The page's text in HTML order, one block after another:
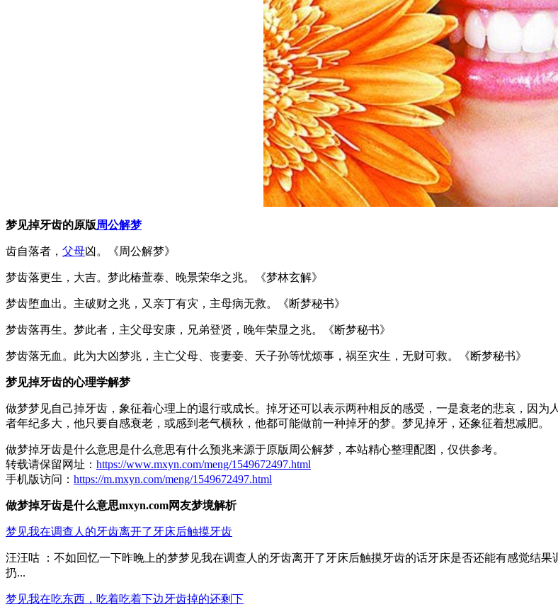
梦见掉牙齿的原版周公解梦
齿自落者， 父母凶。《周公解梦》
梦齿落更生，大吉。梦此椿萱泰、晚景荣华之兆。《梦林玄解》
梦齿堕血出。主破财之兆，又亲丁有灾，主母病无救。《断梦秘书》
梦齿落再生。梦此者，主父母安康，兄弟登贤，晚年荣显之兆。《断梦秘书》
梦齿落无血。此为大凶梦兆，主亡父母、丧妻妾、夭子孙等忧烦事，祸至灾生，无财可救。《断梦秘书》
梦见掉牙齿的心理学解梦
做梦梦见自己掉牙齿，象征着心理上的退行或成长。掉牙还可以表示两种相反的感受，一是衰老的悲哀，因为
者年纪多大，他只要自感衰老，或感到老气横秋，他都可能做前一种掉牙的梦。梦见掉牙，还象征着想减肥。
做梦掉牙齿是什么意思是什么意思有什么预兆来源于原版周公解梦，本站精心整理配图，仅供参考。
转载请保留网址： https://www.mxyn.com/meng/1549672497.html
手机版访问： https://m.mxyn.com/meng/1549672497.html
做梦掉牙齿是什么意思mxyn.com网友梦境解析
梦见我在调查人的牙齿离开了牙床后触摸牙齿
汪汪咕 ：不如回忆一下昨晚上的梦梦见我在调查人的牙齿离开了牙床后触摸牙齿的话牙床是否还能有感觉结
扔...
梦见我在吃东西，吃着吃着下边牙齿掉的还剩下